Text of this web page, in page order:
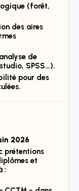
(forêt,
des aires
de
SPSS…).
pour des
2026
prétentions
et
: